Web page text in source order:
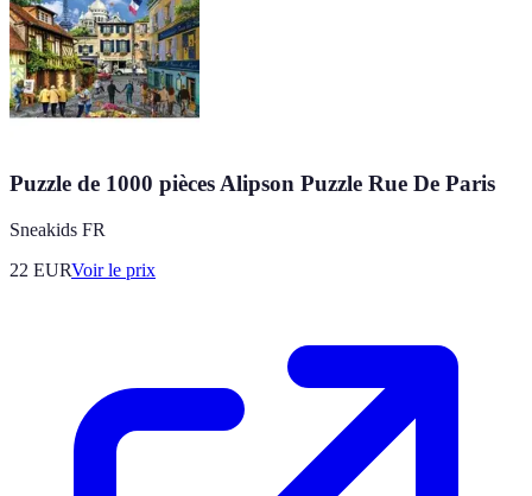
Puzzle de 1000 pièces Alipson Puzzle Rue De Paris
Sneakids FR
22 EURVoir le prix